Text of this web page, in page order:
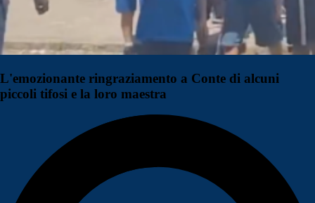
L'emozionante ringraziamento a Conte di alcuni
piccoli tifosi e la loro maestra